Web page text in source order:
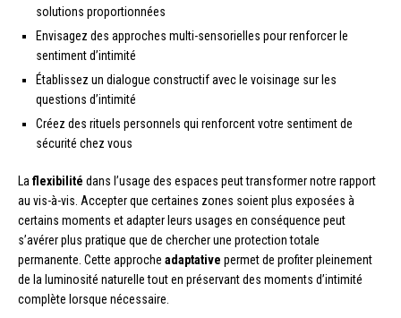
solutions proportionnées
Envisagez des approches multi-sensorielles pour renforcer le
sentiment d’intimité
Établissez un dialogue constructif avec le voisinage sur les
questions d’intimité
Créez des rituels personnels qui renforcent votre sentiment de
sécurité chez vous
La flexibilité dans l’usage des espaces peut transformer notre rapport
au vis-à-vis. Accepter que certaines zones soient plus exposées à
certains moments et adapter leurs usages en conséquence peut
s’avérer plus pratique que de chercher une protection totale
permanente. Cette approche adaptative permet de profiter pleinement
de la luminosité naturelle tout en préservant des moments d’intimité
complète lorsque nécessaire.